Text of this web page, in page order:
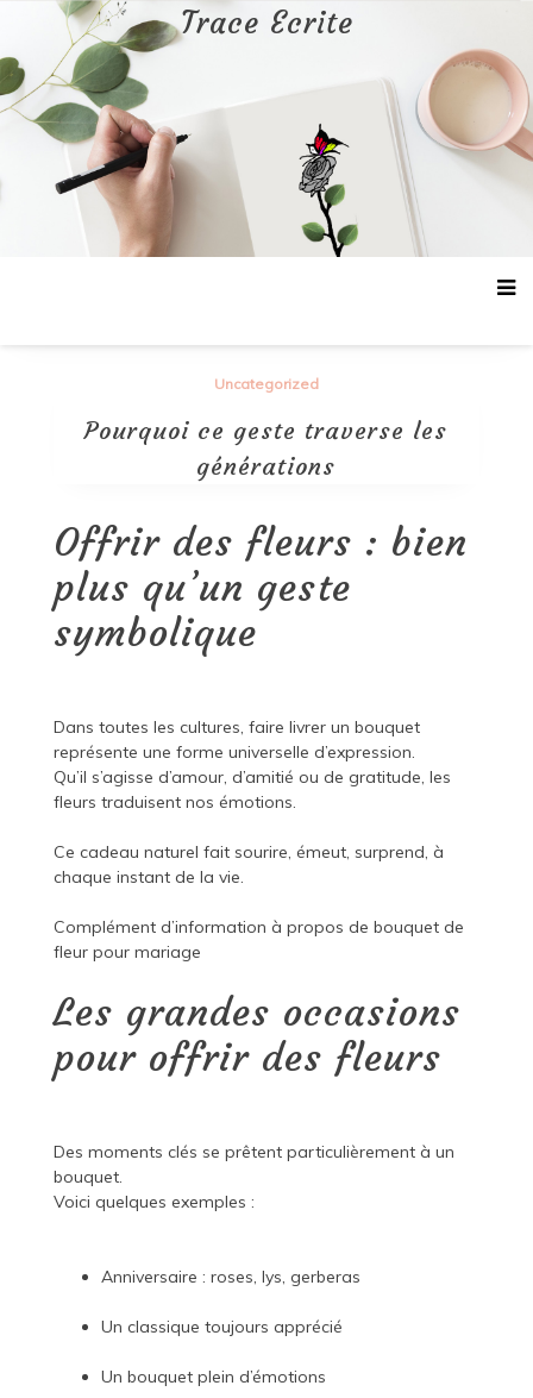
contenu
Trace Ecrite
Uncategorized
Pourquoi ce geste traverse les
générations
Offrir des fleurs : bien
plus qu’un geste
symbolique
Dans toutes les cultures, faire livrer un bouquet
représente une forme universelle d’expression.
Qu’il s’agisse d’amour, d’amitié ou de gratitude, les
fleurs traduisent nos émotions.
Ce cadeau naturel fait sourire, émeut, surprend, à
chaque instant de la vie.
Complément d’information à propos de bouquet de
fleur pour mariage
Les grandes occasions
pour offrir des fleurs
Des moments clés se prêtent particulièrement à un
bouquet.
Voici quelques exemples :
Anniversaire : roses, lys, gerberas
Un classique toujours apprécié
Un bouquet plein d’émotions